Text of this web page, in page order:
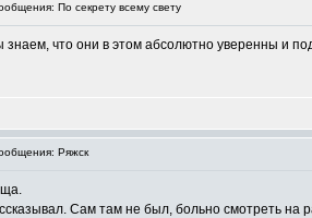
По секрету всему свету
знаем, что они в этом абсолютно уверенны и
Ряжск
Сам там не был, больно смотреть на